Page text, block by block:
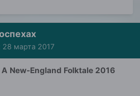
28 марта 2017
New-England Folktale 2016